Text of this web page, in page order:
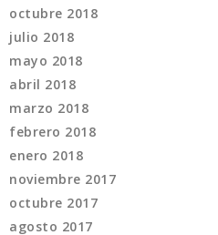
octubre 2018
julio 2018
mayo 2018
abril 2018
marzo 2018
febrero 2018
enero 2018
noviembre 2017
octubre 2017
agosto 2017